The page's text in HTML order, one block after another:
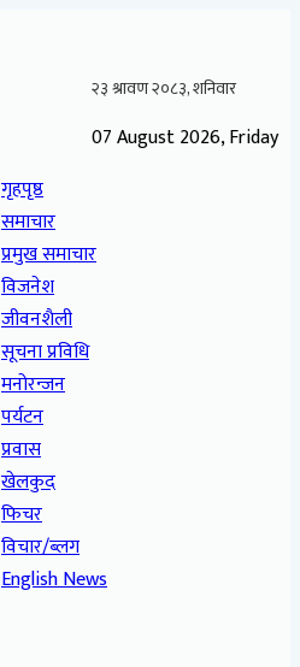
07 August 2026, Friday
गृहपृष्ठ
समाचार
प्रमुख समाचार
विजनेश
जीवनशैली
सूचना प्रविधि
मनोरन्जन
पर्यटन
प्रवास
खेलकुद
फिचर
विचार/ब्लग
English News